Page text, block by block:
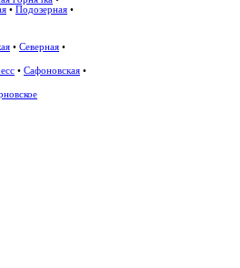
• Подозерная •
• Северная •
• Сафоновская •